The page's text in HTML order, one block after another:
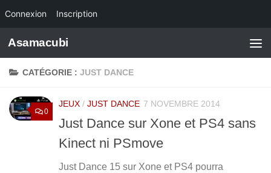
Connexion Inscription
Skip to content
Asamacubi
CATÉGORIE : JUST DANCE
0
JEUX / JUST DANCE 7 NOVEMBRE 2014
Just Dance sur Xone et PS4 sans
Kinect ni PSmove
Just Dance 15 sur Xone et PS4 pourra